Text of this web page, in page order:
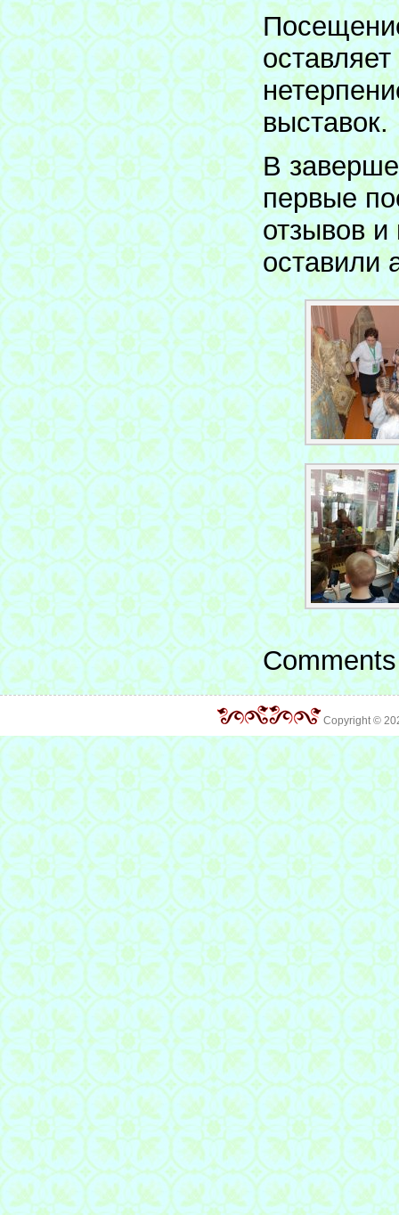
выставок.
В
первые
отзывов и
оставили
Copyright ©